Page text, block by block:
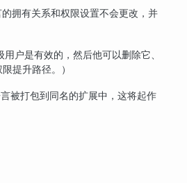
拥有关系和权限设置不会更改，并
户是有效的，然后他可以删除它、
提升路径。）
被打包到同名的扩展中，这将起作